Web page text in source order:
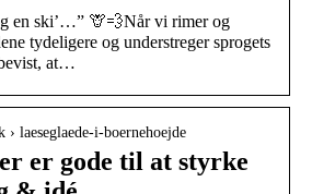
en ski’…” 🦒💨Når vi rimer og
tydeligere og understreger sprogets
at…
laeseglaede-i-boernehoejde
er gode til at styrke